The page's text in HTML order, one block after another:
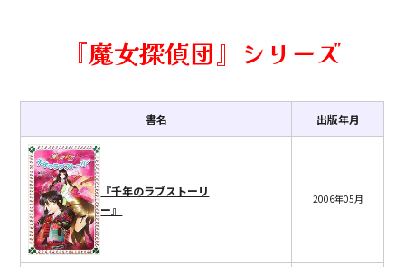
『魔女探偵団』シリーズ
書名 出版年月
『千年のラブストーリ
ー』
2006年05月